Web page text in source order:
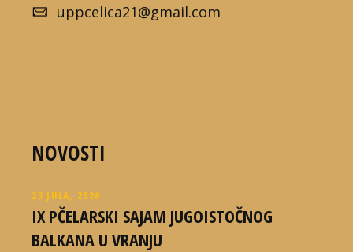
uppcelica21@gmail.com
NOVOSTI
23 JULA, 2026
IX PČELARSKI SAJAM JUGOISTOČNOG
BALKANA U VRANJU